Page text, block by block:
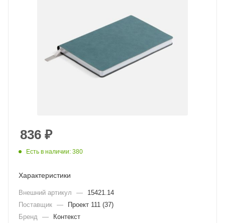
836 ₽
Есть в наличии: 380
Характеристики
Внешний артикул —
15421.14
Поставщик —
Проект 111 (37)
Бренд
—
Контекст